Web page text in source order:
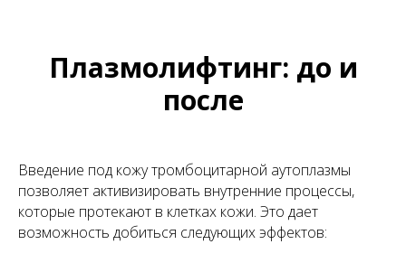
Плазмолифтинг: до и
после
Введение под кожу тромбоцитарной аутоплазмы
позволяет активизировать внутренние процессы,
которые протекают в клетках кожи. Это дает
возможность добиться следующих эффектов: